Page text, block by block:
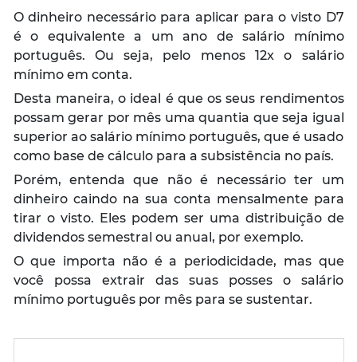
O dinheiro necessário para aplicar para o visto D7
é o equivalente a um ano de salário mínimo
português. Ou seja, pelo menos 12x o salário
mínimo em conta.
Desta maneira, o ideal é que os seus rendimentos
possam gerar por mês uma quantia que seja igual
superior ao salário mínimo português, que é usado
como base de cálculo para a subsistência no país.
Porém, entenda que não é necessário ter um
dinheiro caindo na sua conta mensalmente para
tirar o visto. Eles podem ser uma distribuição de
dividendos semestral ou anual, por exemplo.
O que importa não é a periodicidade, mas que
você possa extrair das suas posses o salário
mínimo português por mês para se sustentar.